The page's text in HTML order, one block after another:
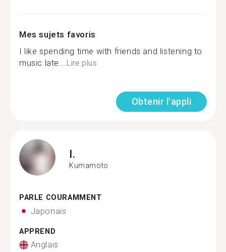
Mes sujets favoris
I like spending time with friends and listening to
music late...Lire plus
Obtenir l'appli
I.
Kumamoto
PARLE COURAMMENT
Japonais
APPREND
Anglais